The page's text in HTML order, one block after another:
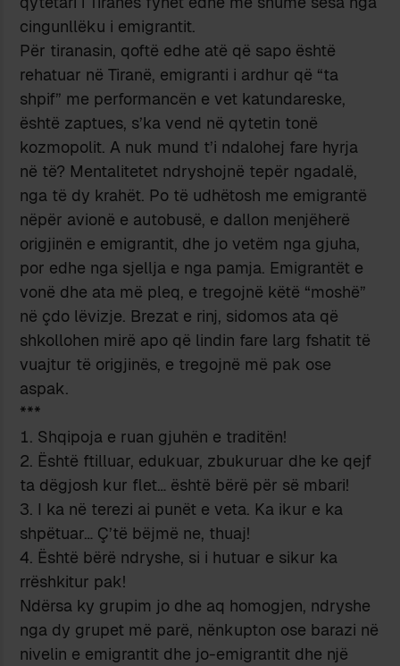
cingunllëku i emigrantit.
Për tiranasin, qoftë edhe atë që sapo është
rehatuar në Tiranë, emigranti i ardhur që “ta
shpif” me performancën e vet katundareske,
është zaptues, s’ka vend në qytetin tonë
kozmopolit. A nuk mund t’i ndalohej fare hyrja
në të? Mentalitetet ndryshojnë tepër ngadalë,
nga të dy krahët. Po të udhëtosh me emigrantë
nëpër avionë e autobusë, e dallon menjëherë
origjinën e emigrantit, dhe jo vetëm nga gjuha,
por edhe nga sjellja e nga pamja. Emigrantët e
vonë dhe ata më pleq, e tregojnë këtë “moshë”
në çdo lëvizje. Brezat e rinj, sidomos ata që
shkollohen mirë apo që lindin fare larg fshatit të
vuajtur të origjinës, e tregojnë më pak ose
aspak.
***
Shqipoja e ruan gjuhën e traditën!
Është ftilluar, edukuar, zbukuruar dhe ke qejf
ta dëgjosh kur flet… është bërë për së mbari!
I ka në terezi ai punët e veta. Ka ikur e ka
shpëtuar… Ç’të bëjmë ne, thuaj!
Është bërë ndryshe, si i hutuar e sikur ka
rrëshkitur pak!
Ndërsa ky grupim jo dhe aq homogjen, ndryshe
nga dy grupet më parë, nënkupton ose barazi në
nivelin e emigrantit dhe jo-emigrantit dhe një